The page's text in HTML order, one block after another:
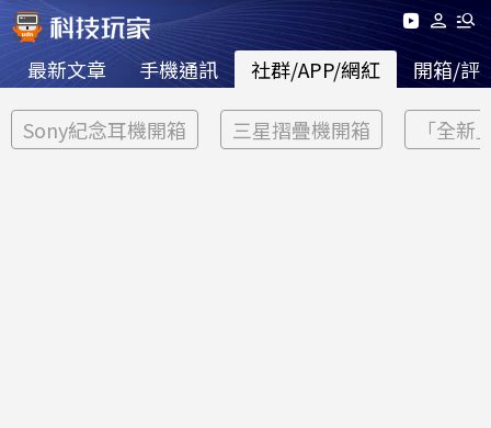
最新文章 手機通訊 社群/APP/網紅 開箱/評
Sony紀念耳機開箱 三星摺疊機開箱 「全新